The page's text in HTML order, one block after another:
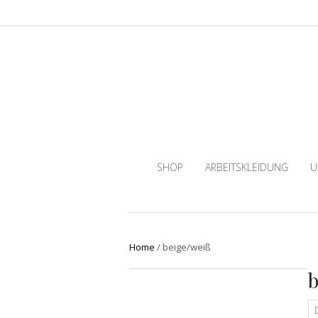
SHOP ARBEITSKLEIDUNG
Home /beige/weiß